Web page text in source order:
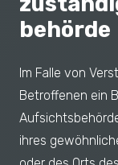
behörde
Im Falle von
Betroffenen ein
ihres